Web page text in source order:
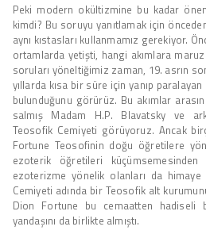
Peki modern okültizmine bu kadar
kimdi? Bu soruyu yanıtlamak için
aynı kıstasları kullanmamız gerekiyor.
ortamlarda yetişti, hangi akımlara
soruları yöneltiğimiz zaman, 19. asrın
yıllarda kısa bir süre için yanıp
bulunduğunu görürüz. Bu akımlar
salmış Madam H.P. Blavatsky ve
Teosofik Cemiyeti görüyoruz. Ancak
Fortune Teosofinin doğu öğretilere
ezoterik öğretileri
ezoterizme yönelik olanları da
Cemiyeti adında bir Teosofik alt
Dion Fortune bu cemaatten hadiseli
yandaşını da birlikte almıştı.